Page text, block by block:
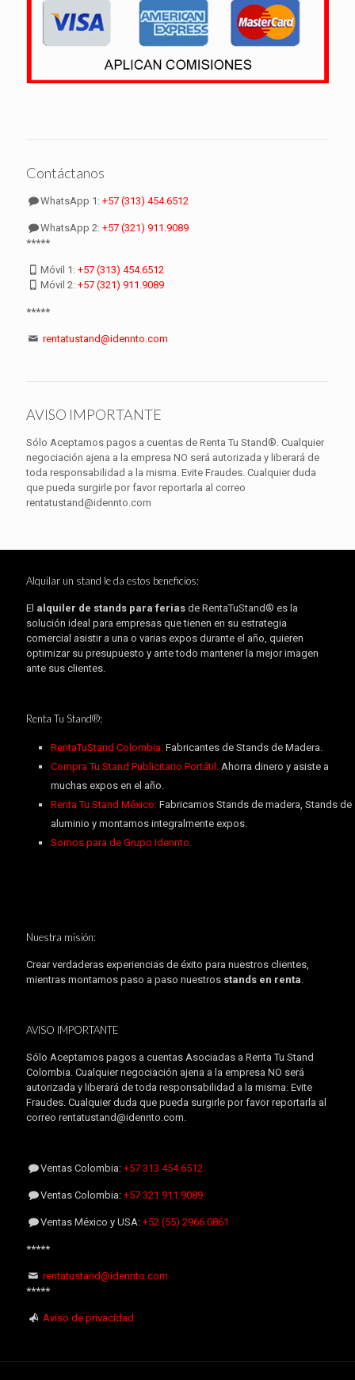
Contáctanos
WhatsApp 1:+57 (313) 454.6512
WhatsApp 2:+57 (321) 911.9089
*****
Móvil 1:+57 (313) 454.6512
Móvil 2:+57 (321) 911.9089
*****
rentatustand@idennto.com
AVISO IMPORTANTE
Sólo Aceptamos pagos a cuentas de Renta Tu Stand®. Cualquier
negociación ajena a la empresa NO será autorizada y liberará de
toda responsabilidad a la misma. Evite Fraudes. Cualquier duda
que pueda surgirle por favor reportarla al correo
rentatustand@idennto.com
Alquilar un stand le da estos beneficios:
El alquiler de stands para ferias de RentaTuStand® es la
solución ideal para empresas que tienen en su estrategia
comercial asistir a una o varias expos durante el año, quieren
optimizar su presupuesto y ante todo mantener la mejor imagen
ante sus clientes.
Renta Tu Stand®:
RentaTuStand Colombia: Fabricantes de Stands de Madera.
Compra Tu Stand Publicitario Portátil:Ahorra dinero y asiste a
muchas expos en el año.
Renta Tu Stand México:Fabricamos Stands de madera, Stands de
aluminio y montamos integralmente expos.
Somos para de Grupo Idennto.
Nuestra misión:
Crear verdaderas experiencias de éxito para nuestros clientes,
mientras montamos paso a paso nuestros stands en renta.
AVISO IMPORTANTE
Sólo Aceptamos pagos a cuentas Asociadas a Renta Tu Stand
Colombia. Cualquier negociación ajena a la empresa NO será
autorizada y liberará de toda responsabilidad a la misma. Evite
Fraudes. Cualquier duda que pueda surgirle por favor reportarla al
correo rentatustand@idennto.com.
Ventas Colombia:+57 313 454.6512
Ventas Colombia:+57 321 911.9089
Ventas México y USA:+52 (55) 2966.0861
*****
rentatustand@idennto.com
*****
Aviso de privacidad